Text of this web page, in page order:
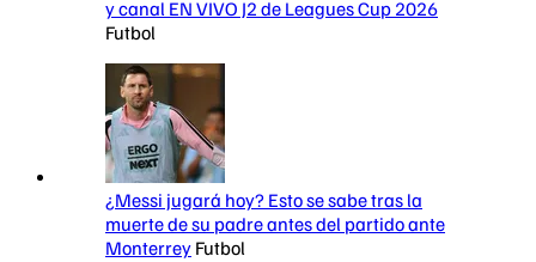
y canal EN VIVO J2 de Leagues Cup 2026
Futbol
¿Messi jugará hoy? Esto se sabe tras la
muerte de su padre antes del partido ante
Monterrey Futbol